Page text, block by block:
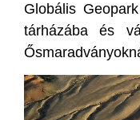
Globális
tárházába és